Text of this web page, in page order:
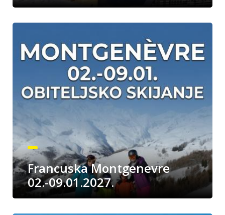
Francuska Montgenevre
02.-09.01.2027.